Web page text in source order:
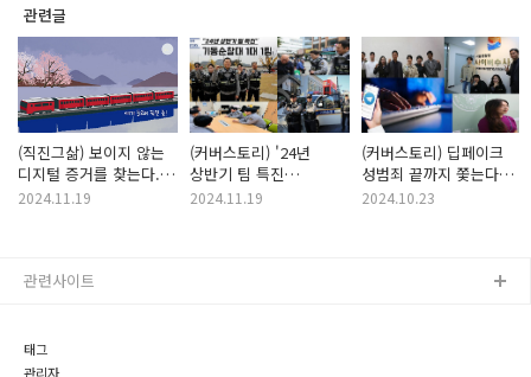
관련글
(직진그삶) 보이지 않는
디지털 증거를 찾는다.
서울청 디지털
2024.11.19
(커버스토리) '24년
상반기 팀 특진
기동순찰대 1대 1팀
2024.11.19
(커버스토리) 딥페이크
성범죄 끝까지 쫓는다
(서울청 사이버수사 2대
2024.10.23
태그
관리자
관련사이트